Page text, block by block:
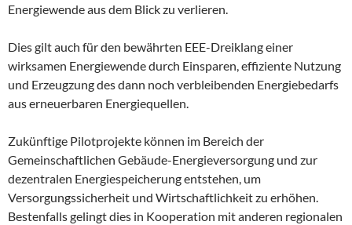
Energiewende aus dem Blick zu verlieren.
Dies gilt auch für den bewährten EEE-Dreiklang einer
wirksamen Energiewende durch Einsparen, effiziente Nutzung
und Erzeugzung des dann noch verbleibenden Energiebedarfs
aus erneuerbaren Energiequellen.
Zukünftige Pilotprojekte können im Bereich der
Gemeinschaftlichen Gebäude-Energieversorgung und zur
dezentralen Energiespeicherung entstehen, um
Versorgungssicherheit und Wirtschaftlichkeit zu erhöhen.
Bestenfalls gelingt dies in Kooperation mit anderen regionalen